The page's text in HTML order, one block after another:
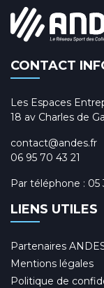
CONTACT
Les Espaces
18 av Charles de
contact@andes.fr
06 95 70 43 21
Par téléphone : 05
LIENS UTILES
Partenaires
Mentions légales
Politique de